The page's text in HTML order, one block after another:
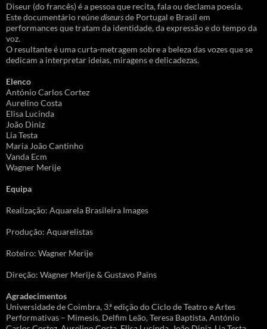
Diseur (do francês) é a pessoa que recita, fala ou declama poesia.
Este documentário reúnediseursde Portugal e Brasil em
performances que tratam da identidade, da expressão e do tempo da
voz.
O resultante é uma curta-metragem sobre a beleza das vozes que se
dedicam a interpretar ideias, miragens e delicadezas.
Elenco
António Carlos Cortez
Aurelino Costa
Elisa Lucinda
João Diniz
Lia Testa
Maria João Cantinho
Vanda Ecm
Wagner Merije
Equipa
Realização: Aquarela Brasileira Images
Produção: Aquarelistas
Roteiro: Wagner Merije
Direção: Wagner Merije & Gustavo Pains
Agradecimentos
Universidade de Coimbra, 3.ª edição do Ciclo de Teatro e Artes
Performativas – Mimesis, Delfim Leão, Teresa Baptista, António